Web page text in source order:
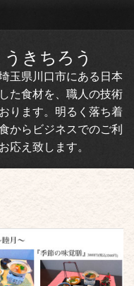
きちろう
玉県川口市にある日本
た食材を、職人の技術
ります。明るく落ち着
からビジネスでのご利
応え致します。